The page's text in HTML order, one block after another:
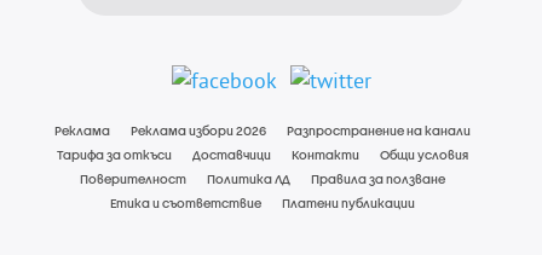
Реклама Реклама избори 2026
Разпространение на канали
Тарифа за откъси
Доставчици Контакти
Общи условия
Поверителност
Политика ЛД
Правила за ползване
Етика и съответствие
Платени публикации